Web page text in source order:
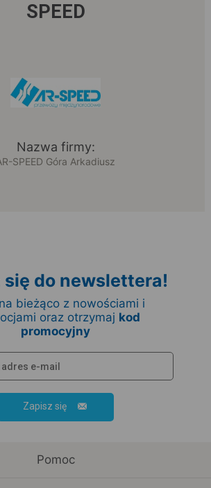
SPEED
Nazwa firmy:
SPEED Góra Arkadiusz
się do newslettera!
bieżąco z nowościami i
oraz otrzymaj kod
promocyjny
Zapisz się
Pomoc